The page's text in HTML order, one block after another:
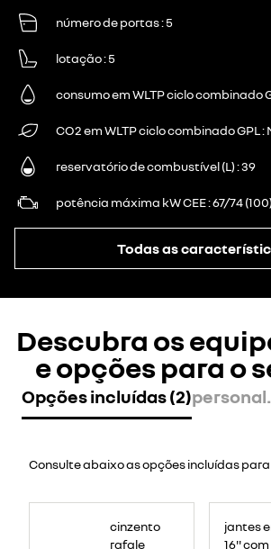
número de portas 5
lotação 5
consumo em WLTP ciclo combinado
CO2 em WLTP ciclo combinado GPL
reservatório de combustível (L) 39
potência máxima kW CEE 67/74
Todas as
Descubra os
e opções para o
Opções incluídas (2)
Consulte abaixo as opções incluídas
cinzento
rafale
jantes
16'' com